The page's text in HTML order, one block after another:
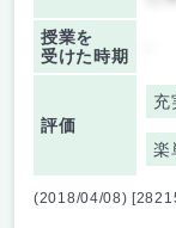
授業を
受けた時期
評価
充
楽
(2018/04/08)